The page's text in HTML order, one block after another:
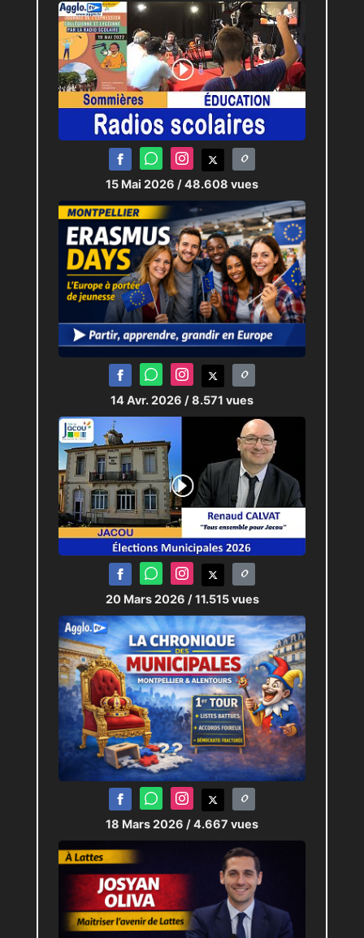
15 Mai 2026 / 48.608 vues
14 Avr. 2026 / 8.571 vues
20 Mars 2026 / 11.515 vues
18 Mars 2026 / 4.667 vues